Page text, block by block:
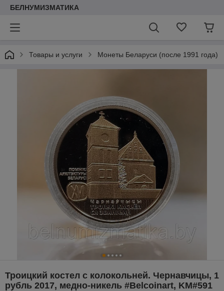
БЕЛНУМИЗМАТИКА
Товары и услуги Монеты Беларуси (после 1991 года)
Троицкий костел с колокольней. Чернавчицы, 1
рубль 2017, медно-никель #Belcoinart, KM#591